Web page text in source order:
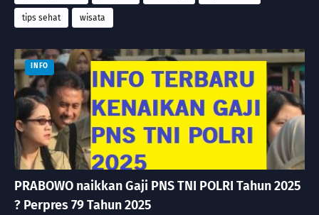
tips sehat wisata
INFO
PRABOWO naikkan Gaji PNS TNI POLRI Tahun 2025
? Perpres 79 Tahun 2025